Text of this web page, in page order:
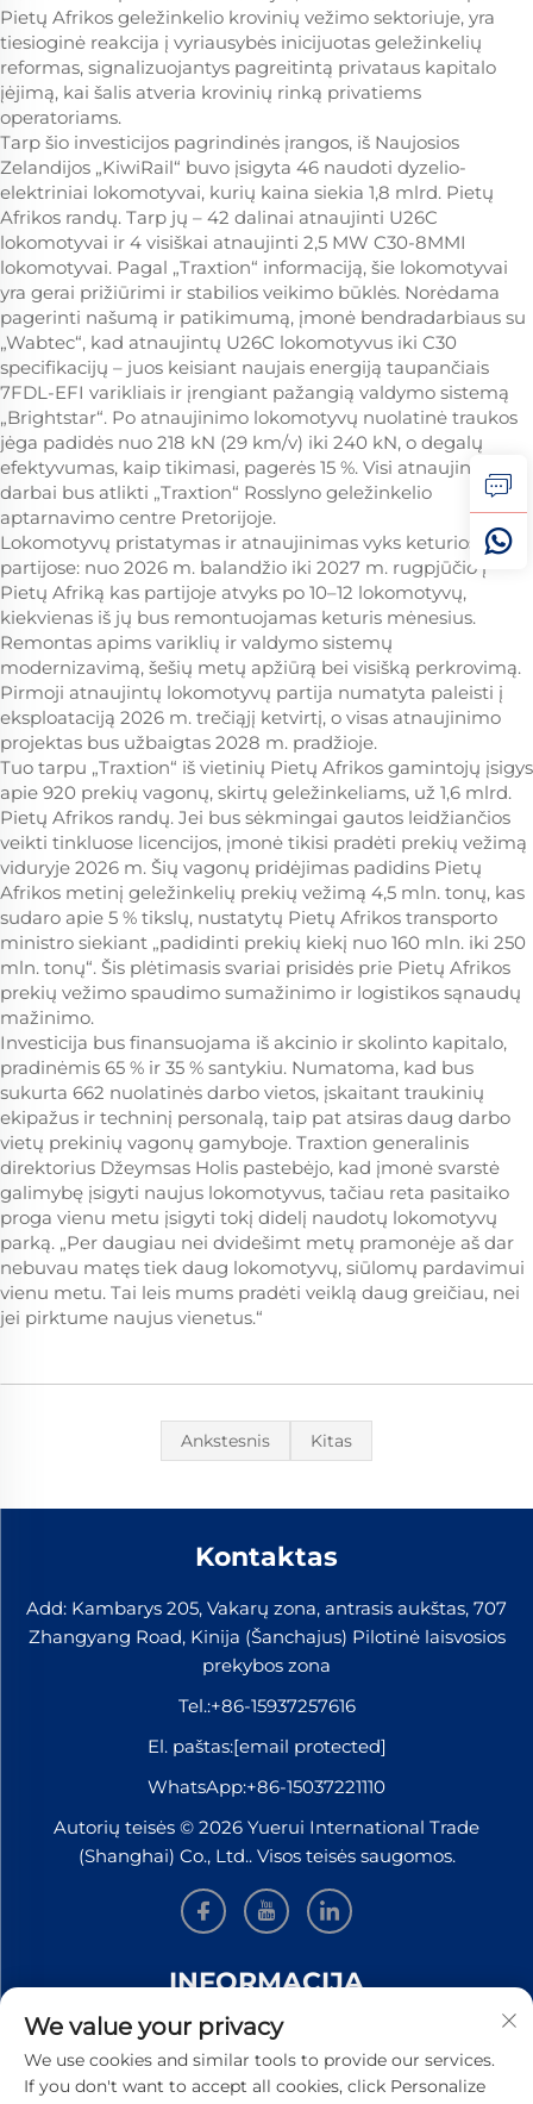
Pietų Afrikos geležinkelio krovinių vežimo sektoriuje, yra
tiesioginė reakcija į vyriausybės inicijuotas geležinkelių
reformas, signalizuojantys pagreitintą privataus kapitalo
įėjimą, kai šalis atveria krovinių rinką privatiems
operatoriams.
Tarp šio investicijos pagrindinės įrangos, iš Naujosios
Zelandijos „KiwiRail“ buvo įsigyta 46 naudoti dyzelio-
elektriniai lokomotyvai, kurių kaina siekia 1,8 mlrd. Pietų
Afrikos randų. Tarp jų – 42 dalinai atnaujinti U26C
lokomotyvai ir 4 visiškai atnaujinti 2,5 MW C30-8MMI
lokomotyvai. Pagal „Traxtion“ informaciją, šie lokomotyvai
yra gerai prižiūrimi ir stabilios veikimo būklės. Norėdama
pagerinti našumą ir patikimumą, įmonė bendradarbiaus su
„Wabtec“, kad atnaujintų U26C lokomotyvus iki C30
specifikacijų – juos keisiant naujais energiją taupančiais
7FDL-EFI varikliais ir įrengiant pažangią valdymo sistemą
„Brightstar“. Po atnaujinimo lokomotyvų nuolatinė traukos
jėga padidės nuo 218 kN (29 km/v) iki 240 kN, o degalų
efektyvumas, kaip tikimasi, pagerės 15 %. Visi atnaujinimo
darbai bus atlikti „Traxtion“ Rosslyno geležinkelio
aptarnavimo centre Pretorijoje.
Lokomotyvų pristatymas ir atnaujinimas vyks keturiose
partijose: nuo 2026 m. balandžio iki 2027 m. rugpjūčio į
Pietų Afriką kas partijoje atvyks po 10–12 lokomotyvų,
kiekvienas iš jų bus remontuojamas keturis mėnesius.
Remontas apims variklių ir valdymo sistemų
modernizavimą, šešių metų apžiūrą bei visišką perkrovimą.
Pirmoji atnaujintų lokomotyvų partija numatyta paleisti į
eksploataciją 2026 m. trečiąjį ketvirtį, o visas atnaujinimo
projektas bus užbaigtas 2028 m. pradžioje.
Tuo tarpu „Traxtion“ iš vietinių Pietų Afrikos gamintojų įsigys
apie 920 prekių vagonų, skirtų geležinkeliams, už 1,6 mlrd.
Pietų Afrikos randų. Jei bus sėkmingai gautos leidžiančios
veikti tinkluose licencijos, įmonė tikisi pradėti prekių vežimą
viduryje 2026 m. Šių vagonų pridėjimas padidins Pietų
Afrikos metinį geležinkelių prekių vežimą 4,5 mln. tonų, kas
sudaro apie 5 % tikslų, nustatytų Pietų Afrikos transporto
ministro siekiant „padidinti prekių kiekį nuo 160 mln. iki 250
mln. tonų“. Šis plėtimasis svariai prisidės prie Pietų Afrikos
prekių vežimo spaudimo sumažinimo ir logistikos sąnaudų
mažinimo.
Investicija bus finansuojama iš akcinio ir skolinto kapitalo,
pradinėmis 65 % ir 35 % santykiu. Numatoma, kad bus
sukurta 662 nuolatinės darbo vietos, įskaitant traukinių
ekipažus ir techninį personalą, taip pat atsiras daug darbo
vietų prekinių vagonų gamyboje. Traxtion generalinis
direktorius Džeymsas Holis pastebėjo, kad įmonė svarstė
galimybę įsigyti naujus lokomotyvus, tačiau reta pasitaiko
proga vienu metu įsigyti tokį didelį naudotų lokomotyvų
parką. „Per daugiau nei dvidešimt metų pramonėje aš dar
nebuvau matęs tiek daug lokomotyvų, siūlomų pardavimui
vienu metu. Tai leis mums pradėti veiklą daug greičiau, nei
jei pirktume naujus vienetus.“
Ankstesnis Kitas
Kontaktas
Add: Kambarys 205, Vakarų zona, antrasis aukštas, 707
Zhangyang Road, Kinija (Šanchajus) Pilotinė laisvosios
prekybos zona
Tel.:+86-15937257616
El. paštas:[email protected]
WhatsApp:+86-15037221110
Autorių teisės © 2026 Yuerui International Trade
(Shanghai) Co., Ltd.. Visos teisės saugomos.
INFORMACIJA
Užsiregistruokite, kad gautumėte mūsų savaitinį
naujienlaiškį
We value your privacy
We use cookies and similar tools to provide our services.
If you don't want to accept all cookies, click Personalize